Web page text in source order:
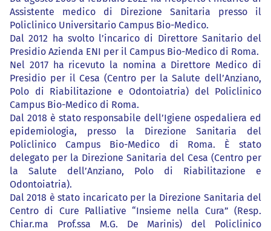
Assistente medico di Direzione Sanitaria presso il
Policlinico Universitario Campus Bio-Medico.
Dal 2012 ha svolto l’incarico di Direttore Sanitario del
Presidio Azienda ENI per il Campus Bio-Medico di Roma.
Nel 2017 ha ricevuto la nomina a Direttore Medico di
Presidio per il Cesa (Centro per la Salute dell’Anziano,
Polo di Riabilitazione e Odontoiatria) del Policlinico
Campus Bio-Medico di Roma.
Dal 2018 è stato responsabile dell’Igiene ospedaliera ed
epidemiologia, presso la Direzione Sanitaria del
Policlinico Campus Bio-Medico di Roma. È stato
delegato per la Direzione Sanitaria del Cesa (Centro per
la Salute dell’Anziano, Polo di Riabilitazione e
Odontoiatria).
Dal 2018 è stato incaricato per la Direzione Sanitaria del
Centro di Cure Palliative “Insieme nella Cura” (Resp.
Chiar.ma Prof.ssa M.G. De Marinis) del Policlinico